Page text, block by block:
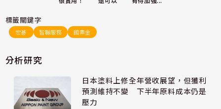
標籤關鍵字
宏碁 智聯服務 國票金
分析研究
日本塗料上修全年營收展望，但獲利
預測維持不變 下半年原料成本仍是
壓力